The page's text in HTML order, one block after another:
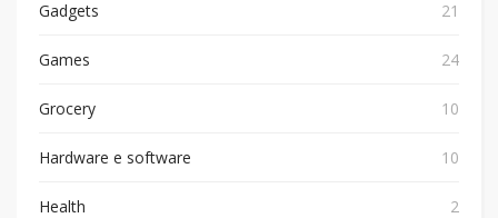
Gadgets 21
Games 24
Grocery 10
Hardware e software 10
Health 2